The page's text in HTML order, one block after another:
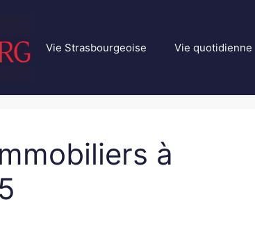
Vie Strasbourgeoise Vie quotidienne
à